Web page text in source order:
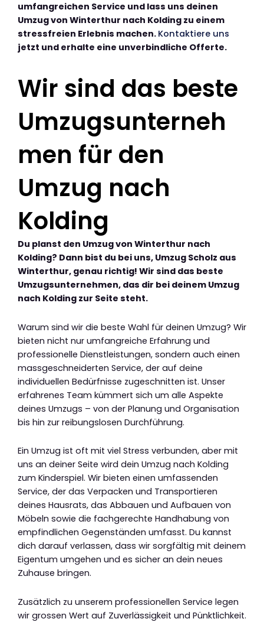
umfangreichen Service und lass uns deinen
Umzug von Winterthur nach Kolding zu einem
stressfreien Erlebnis machen. Kontaktiere uns
jetzt und erhalte eine unverbindliche Offerte.
Wir sind das beste
Umzugsunterneh
men für den
Umzug nach
Kolding
Du planst den Umzug von Winterthur nach
Kolding? Dann bist du bei uns, Umzug Scholz aus
Winterthur, genau richtig! Wir sind das beste
Umzugsunternehmen, das dir bei deinem Umzug
nach Kolding zur Seite steht.
Warum sind wir die beste Wahl für deinen Umzug? Wir
bieten nicht nur umfangreiche Erfahrung und
professionelle Dienstleistungen, sondern auch einen
massgeschneiderten Service, der auf deine
individuellen Bedürfnisse zugeschnitten ist. Unser
erfahrenes Team kümmert sich um alle Aspekte
deines Umzugs – von der Planung und Organisation
bis hin zur reibungslosen Durchführung.
Ein Umzug ist oft mit viel Stress verbunden, aber mit
uns an deiner Seite wird dein Umzug nach Kolding
zum Kinderspiel. Wir bieten einen umfassenden
Service, der das Verpacken und Transportieren
deines Hausrats, das Abbauen und Aufbauen von
Möbeln sowie die fachgerechte Handhabung von
empfindlichen Gegenständen umfasst. Du kannst
dich darauf verlassen, dass wir sorgfältig mit deinem
Eigentum umgehen und es sicher an dein neues
Zuhause bringen.
Zusätzlich zu unserem professionellen Service legen
wir grossen Wert auf Zuverlässigkeit und Pünktlichkeit.